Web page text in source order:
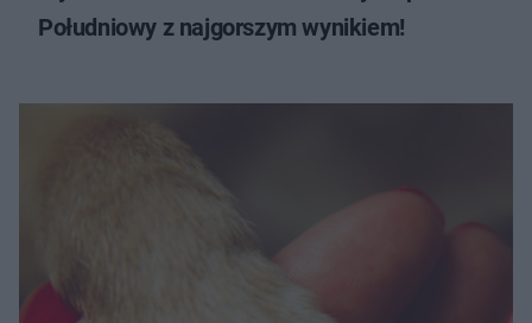
Południowy z najgorszym wynikiem!